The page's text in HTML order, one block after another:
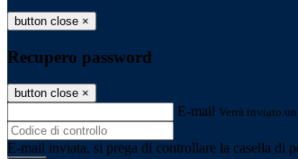
button close ×
Recupero password
button close ×
E-mail Verrà inviato
E-mail inviata, si prega di controllare la casella di